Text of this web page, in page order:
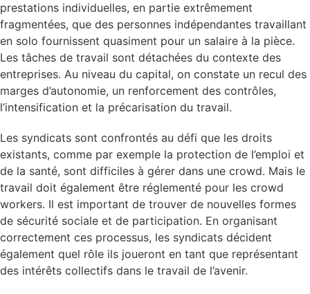
prestations individuelles, en partie extrêmement
fragmentées, que des personnes indépendantes travaillant
en solo fournissent quasiment pour un salaire à la pièce.
Les tâches de travail sont détachées du contexte des
entreprises. Au niveau du capital, on constate un recul des
marges d’autonomie, un renforcement des contrôles,
l’intensification et la précarisation du travail.
Les syndicats sont confrontés au défi que les droits
existants, comme par exemple la protection de l’emploi et
de la santé, sont difficiles à gérer dans une crowd. Mais le
travail doit également être réglementé pour les crowd
workers. Il est important de trouver de nouvelles formes
de sécurité sociale et de participation. En organisant
correctement ces processus, les syndicats décident
également quel rôle ils joueront en tant que représentant
des intérêts collectifs dans le travail de l’avenir.